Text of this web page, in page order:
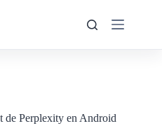
de Perplexity en Android